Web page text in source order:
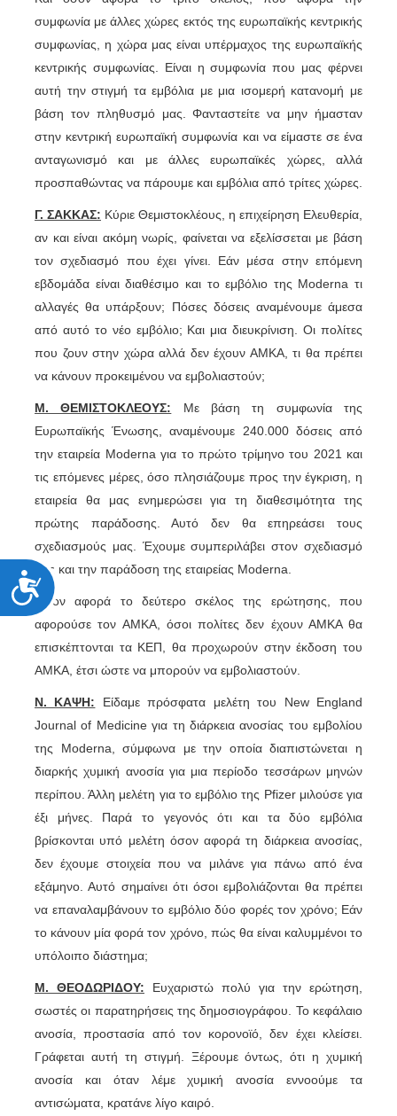
Προσιτότητα
συμφωνία με άλλες χώρες εκτός της ευρωπαϊκής κεντρικής
συμφωνίας, η χώρα μας είναι υπέρμαχος της ευρωπαϊκής
κεντρικής συμφωνίας. Είναι η συμφωνία που μας φέρνει
αυτή την στιγμή τα εμβόλια με μια ισομερή κατανομή με
βάση τον πληθυσμό μας. Φανταστείτε να μην ήμασταν
στην κεντρική ευρωπαϊκή συμφωνία και να είμαστε σε ένα
ανταγωνισμό και με άλλες ευρωπαϊκές χώρες, αλλά
προσπαθώντας να πάρουμε και εμβόλια από τρίτες χώρες.
Γ. ΣΑΚΚΑΣ: Κύριε Θεμιστοκλέους, η επιχείρηση Ελευθερία,
αν και είναι ακόμη νωρίς, φαίνεται να εξελίσσεται με βάση
τον σχεδιασμό που έχει γίνει. Εάν μέσα στην επόμενη
εβδομάδα είναι διαθέσιμο και το εμβόλιο της Μοderna τι
αλλαγές θα υπάρξουν; Πόσες δόσεις αναμένουμε άμεσα
από αυτό το νέο εμβόλιο; Και μια διευκρίνιση. Οι πολίτες
που ζουν στην χώρα αλλά δεν έχουν ΑΜΚΑ, τι θα πρέπει
να κάνουν προκειμένου να εμβολιαστούν;
Μ. ΘΕΜΙΣΤΟΚΛΕΟΥΣ: Με βάση τη συμφωνία της
Ευρωπαϊκής Ένωσης, αναμένουμε 240.000 δόσεις από
την εταιρεία Moderna για το πρώτο τρίμηνο του 2021 και
τις επόμενες μέρες, όσο πλησιάζουμε προς την έγκριση, η
εταιρεία θα μας ενημερώσει για τη διαθεσιμότητα της
πρώτης παράδοσης. Αυτό δεν θα επηρεάσει τους
σχεδιασμούς μας. Έχουμε συμπεριλάβει στον σχεδιασμό
μας και την παράδοση της εταιρείας Moderna.
Όσον αφορά το δεύτερο σκέλος της ερώτησης, που
αφορούσε τον ΑΜΚΑ, όσοι πολίτες δεν έχουν ΑΜΚΑ θα
επισκέπτονται τα ΚΕΠ, θα προχωρούν στην έκδοση του
ΑΜΚΑ, έτσι ώστε να μπορούν να εμβολιαστούν.
Ν. ΚΑΨΗ: Είδαμε πρόσφατα μελέτη του New England
Journal of Medicine για τη διάρκεια ανοσίας του εμβολίου
της Moderna, σύμφωνα με την οποία διαπιστώνεται η
διαρκής χυμική ανοσία για μια περίοδο τεσσάρων μηνών
περίπου. Άλλη μελέτη για το εμβόλιο της Pfizer μιλούσε για
έξι μήνες. Παρά το γεγονός ότι και τα δύο εμβόλια
βρίσκονται υπό μελέτη όσον αφορά τη διάρκεια ανοσίας,
δεν έχουμε στοιχεία που να μιλάνε για πάνω από ένα
εξάμηνο. Αυτό σημαίνει ότι όσοι εμβολιάζονται θα πρέπει
να επαναλαμβάνουν το εμβόλιο δύο φορές τον χρόνο; Εάν
το κάνουν μία φορά τον χρόνο, πώς θα είναι καλυμμένοι το
υπόλοιπο διάστημα;
Μ. ΘΕΟΔΩΡΙΔΟΥ: Ευχαριστώ πολύ για την ερώτηση,
σωστές οι παρατηρήσεις της δημοσιογράφου. Το κεφάλαιο
ανοσία, προστασία από τον κορονοϊό, δεν έχει κλείσει.
Γράφεται αυτή τη στιγμή. Ξέρουμε όντως, ότι η χυμική
ανοσία και όταν λέμε χυμική ανοσία εννοούμε τα
αντισώματα, κρατάνε λίγο καιρό.